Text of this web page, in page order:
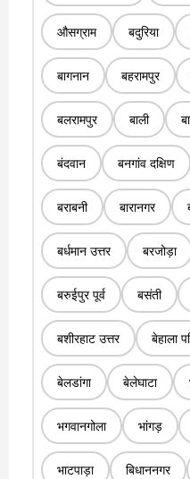
औसग्राम बदुरिया
बागनान बहरामपुर
बलरामपुर बाली
बंदवान बनगांव दक्षिण
बराबनी बारानगर
बर्धमान उत्तर बरजोड़ा
बरुईपुर पूर्व बसंती
बशीरहाट उत्तर बेहाला
बेलडांगा बेलेघाटा
भगवानगोला भांगड़
भाटपाड़ा बिधाननगर